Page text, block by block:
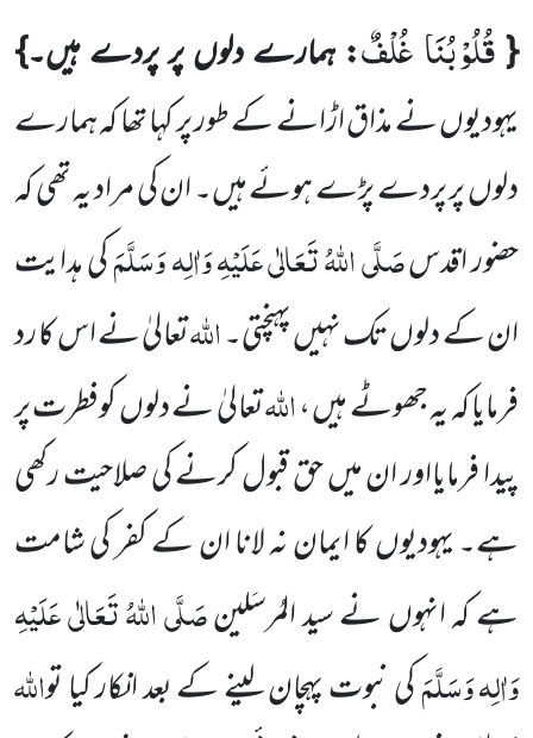
{قُلُوْبُنَا غُلْفٌ: ہمارے دلوں پر پردے ہیں۔}
یہودیوں نے مذاق اڑانے کے طور پر کہا تھا کہ ہمارے
دلوں پر پردےپڑے ہوئے ہیں۔ ان کی مراد یہ تھی کہ
حضور اقدسصَلَّی اللہُ تَعَالٰی عَلَیْہِ وَاٰلِہ وَسَلَّمَکی ہدایت
ان کے دلوں تک نہیں پہنچتی۔اللہتعالیٰ نے اس کا رد
فرمایا کہ یہ جھوٹے ہیں ،اللہتعالیٰ نے دلوں کوفطرت پر
پیدا فرمایااور ان میں حق قبول کرنے کی صلاحیترکھی
ہے۔ یہودیوں کا ایمان نہ لانا ان کے کفر کی شامت
ہے کہ انہوں نے سید المُرسَلینصَلَّی اللہُ تَعَالٰی عَلَیْہِ
وَاٰلِہ وَسَلَّمَکی نبوت پہچان لینے کے بعد انکار کیا تواللہ